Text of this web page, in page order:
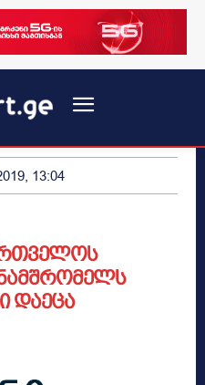
13:04
დაეცა